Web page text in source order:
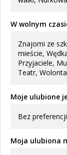
W wolnym
Znajomi ze
mieście,
Przyjaciele,
Teatr,
Moje ulubione
Bez preferencji
Moja ulubiona